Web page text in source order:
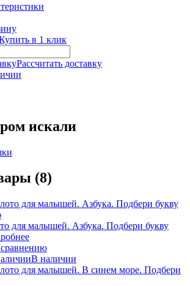
в 1 клик
Рассчитать доставку
искали
(8)
для малышей. Азбука. Подбери букву
В наличии